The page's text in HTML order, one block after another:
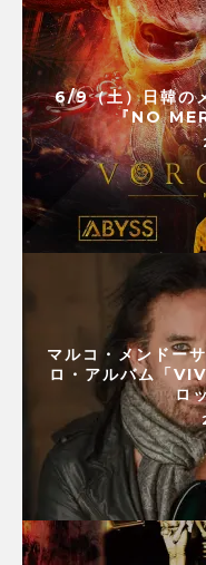
6/9（土）日韓の
『NO
マルコ・メンド
ロ・アルバム「
ロ